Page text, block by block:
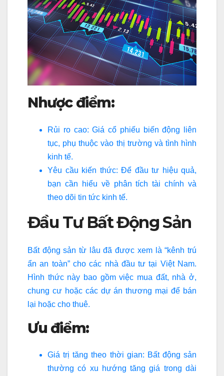
Nhược điểm:
Rủi ro cao: Giá cổ phiếu biến động liên
tục, phụ thuộc vào thị trường và tình hình
kinh tế.
Yêu cầu kiến thức: Để đầu tư hiệu quả,
bạn cần hiểu về phân tích tài chính và
theo dõi tin tức kinh tế.
Đầu Tư Bất Động Sản
Bất động sản từ lâu đã được xem là “kênh trú
ẩn an toàn” cho các nhà đầu tư tại Việt Nam.
Hình thức này bao gồm việc mua đất, nhà ở,
chung cư hoặc các dự án thương mại để bán
lại hoặc cho thuê.
Ưu điểm:
Giá trị tăng theo thời gian: Bất động sản
thường có xu hướng tăng giá trong dài